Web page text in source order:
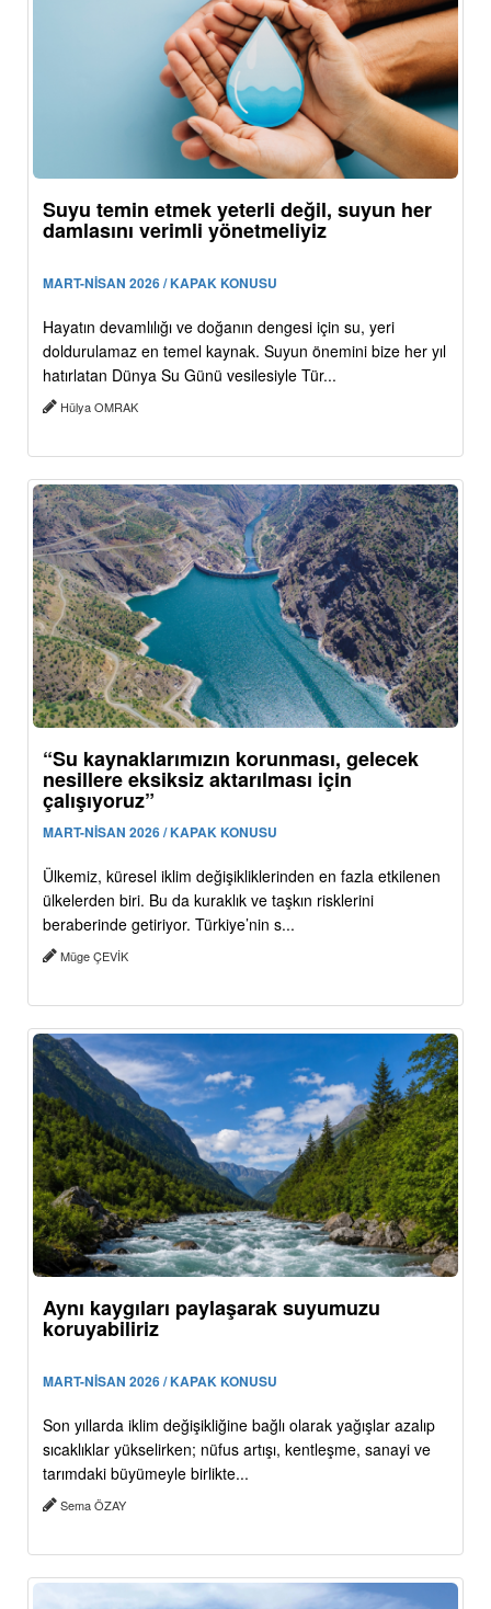
Suyu temin etmek yeterli değil, suyun her
damlasını verimli yönetmeliyiz
MART-NİSAN 2026 / KAPAK KONUSU
Hayatın devamlılığı ve doğanın dengesi için su, yeri
doldurulamaz en temel kaynak. Suyun önemini bize her yıl
hatırlatan Dünya Su Günü vesilesiyle Tür...
Hülya OMRAK
“Su kaynaklarımızın korunması, gelecek
nesillere eksiksiz aktarılması için
çalışıyoruz”
MART-NİSAN 2026 / KAPAK KONUSU
Ülkemiz, küresel iklim değişikliklerinden en fazla etkilenen
ülkelerden biri. Bu da kuraklık ve taşkın risklerini
beraberinde getiriyor. Türkiye’nin s...
Müge ÇEVİK
Aynı kaygıları paylaşarak suyumuzu
koruyabiliriz
MART-NİSAN 2026 / KAPAK KONUSU
Son yıllarda iklim değişikliğine bağlı olarak yağışlar azalıp
sıcaklıklar yükselirken; nüfus artışı, kentleşme, sanayi ve
tarımdaki büyümeyle birlikte...
Sema ÖZAY